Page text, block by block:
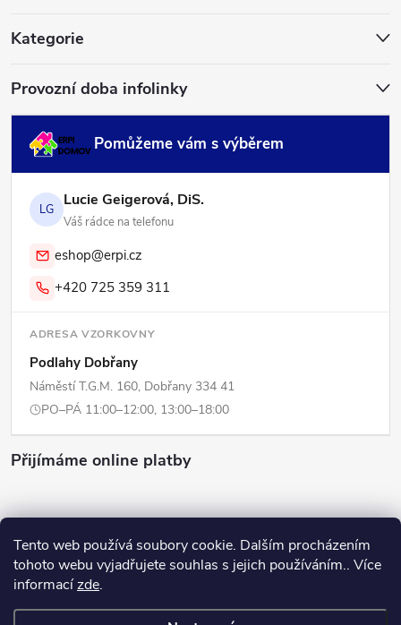
Tento web používá soubory cookie. Dalším procházením
tohoto webu vyjadřujete souhlas s jejich používáním.. Více
informacízde.
Kategorie
Provozní doba infolinky
Pomůžeme vám s výběrem
LG Lucie Geigerová, DiS.
Váš rádce na telefonu
eshop@erpi.cz
+420 725 359 311
ADRESA VZORKOVNY
Podlahy Dobřany
Náměstí T.G.M. 160, Dobřany 334 41
PO–PÁ 11:00–12:00, 13:00–18:00
Přijímáme online platby
Copyright 2026ERPI - Domov. Všechna práva vyhrazena.Upravit